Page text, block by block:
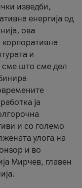
изведби,
енергија од
ова
и
сме што сме дел
ја
и со големо
улога на
и во
Мирчев, главен